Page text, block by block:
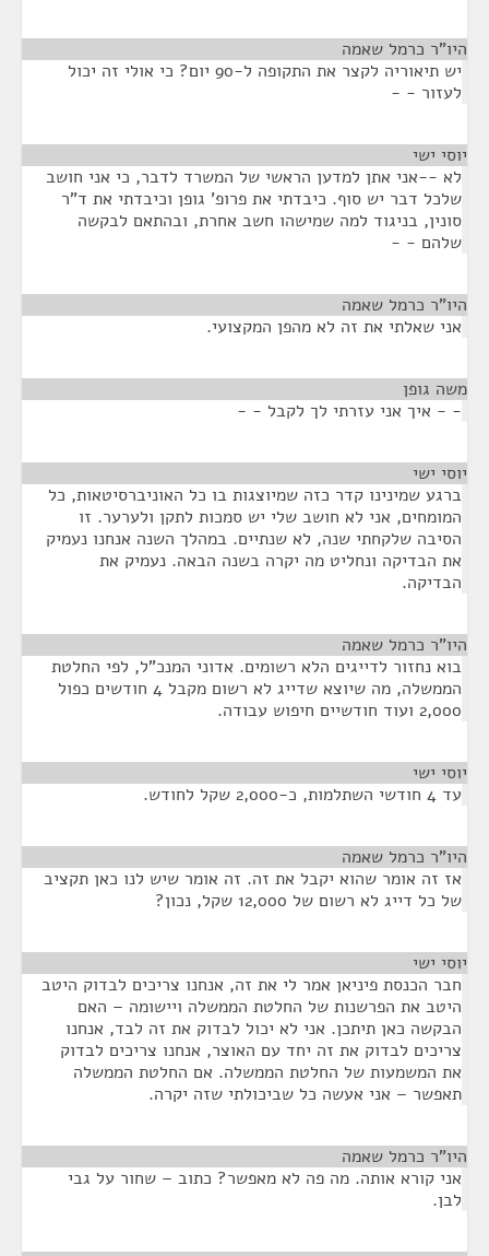
היו"ר כרמל שאמה
יש תיאוריה לקצר את התקופה ל-90 יום? כי אולי זה יכול
לעזור - -
יוסי ישי
לא --אני אתן למדען הראשי של המשרד לדבר, כי אני חושב
שלכל דבר יש סוף. כיבדתי את פרופ' גופן וכיבדתי את ד"ר
סונין, בניגוד למה שמישהו חשב אחרת, ובהתאם לבקשה
שלהם - -
היו"ר כרמל שאמה
אני שאלתי את זה לא מהפן המקצועי.
משה גופן
- - איך אני עזרתי לך לקבל - -
יוסי ישי
ברגע שמינינו קדר כזה שמיוצגות בו כל האוניברסיטאות, כל
המומחים, אני לא חושב שלי יש סמכות לתקן ולערער. זו
הסיבה שלקחתי שנה, לא שנתיים. במהלך השנה אנחנו נעמיק
את הבדיקה ונחליט מה יקרה בשנה הבאה. נעמיק את
הבדיקה.
היו"ר כרמל שאמה
בוא נחזור לדייגים הלא רשומים. אדוני המנכ"ל, לפי החלטת
הממשלה, מה שיוצא שדייג לא רשום מקבל 4 חודשים כפול
2,000 ועוד חודשיים חיפוש עבודה.
יוסי ישי
עד 4 חודשי השתלמות, כ-2,000 שקל לחודש.
היו"ר כרמל שאמה
אז זה אומר שהוא יקבל את זה. זה אומר שיש לנו כאן תקציב
של כל דייג לא רשום של 12,000 שקל, נכון?
יוסי ישי
חבר הכנסת פיניאן אמר לי את זה, אנחנו צריכים לבדוק היטב
היטב את הפרשנות של החלטת הממשלה ויישומה – האם
הבקשה כאן תיתכן. אני לא יכול לבדוק את זה לבד, אנחנו
צריכים לבדוק את זה יחד עם האוצר, אנחנו צריכים לבדוק
את המשמעות של החלטת הממשלה. אם החלטת הממשלה
תאפשר – אני אעשה כל שביכולתי שזה יקרה.
היו"ר כרמל שאמה
אני קורא אותה. מה פה לא מאפשר? כתוב – שחור על גבי
לבן.